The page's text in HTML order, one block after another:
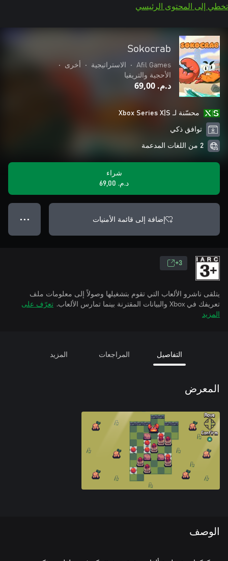
تخطي إلى المحتوى الرئيسي
Sokocrab
Afil Games
• الاستراتيجية • أخرى
•
الأحجية والتريفيا
د.م.‏ 69,00
محسّنة لـ Xbox Series X|S
توافق ذكي
2 من اللغات المدعمة
شراء
د.م.‏ 69,00
إضافة إلى قائمة الأمنيات ● ● ●
3+
يتلقى ناشرو الألعاب التي تقوم بتشغيلها وصولاً إلى معلومات ملف
تعريفك في Xbox والبيانات المقترنة بينما تمارس الألعاب.
تعرّف على
المزيد
التفاصيل المراجعات المزيد
المعرض
الوصف